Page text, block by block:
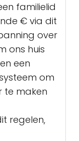
familielid
€ via dit
over
ons huis
een
om
te maken
regelen,